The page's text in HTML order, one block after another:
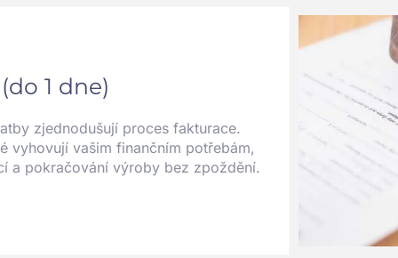
1 dne)
zjednodušují proces fakturace.
vyhovují vašim finančním potřebám,
a pokračování výroby bez zpoždění.